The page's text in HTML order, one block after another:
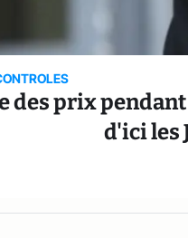
des prix
d'ici les